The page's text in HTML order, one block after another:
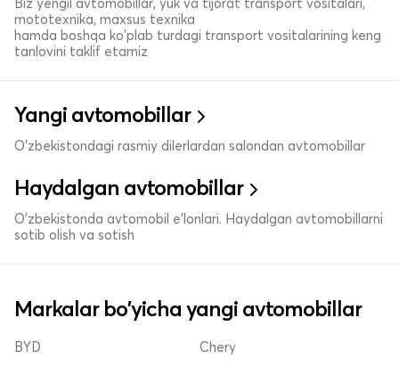
mototexnika, maxsus texnika
hamda boshqa ko'plab turdagi transport vositalarining keng
tanlovini taklif etamiz
Yangi avtomobillar
O'zbekistondagi rasmiy dilerlardan salondan avtomobillar
Haydalgan avtomobillar
O'zbekistonda avtomobil e’lonlari. Haydalgan avtomobillarni
sotib olish va sotish
Markalar bo'yicha yangi avtomobillar
BYD Chery